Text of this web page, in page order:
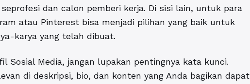
dan calon pemberi kerja. Di sisi lain, untuk para
atau Pinterest bisa menjadi pilihan yang baik untuk
karya yang telah dibuat.
Sosial Media, jangan lupakan pentingnya kata kunci.
di deskripsi, bio, dan konten yang Anda bagikan dapat